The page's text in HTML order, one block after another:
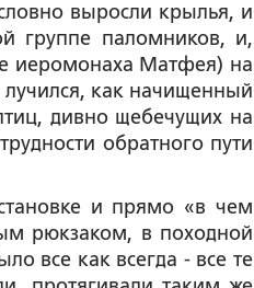
выросли крылья, и
группе паломников, и,
иеромонаха Матфея) на
как начищенный
дивно щебечущих на
обратного пути
и прямо «в чем
рюкзаком, в походной
все как всегда - все те